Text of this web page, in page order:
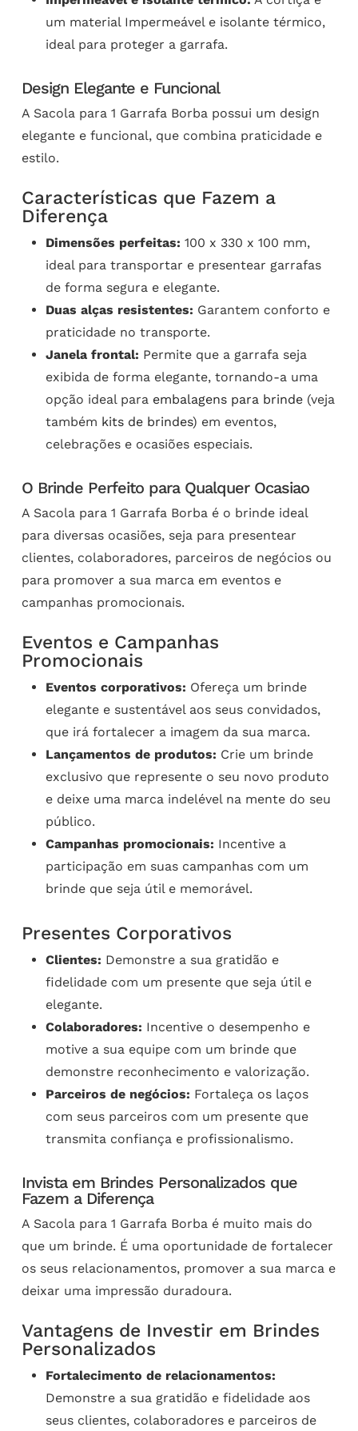
um material Impermeável e isolante térmico,
ideal para proteger a garrafa.
Design Elegante e Funcional
A Sacola para 1 Garrafa Borba possui um design
elegante e funcional, que combina praticidade e
estilo.
Características que Fazem a
Diferença
Dimensões perfeitas: 100 x 330 x 100 mm,
ideal para transportar e presentear garrafas
de forma segura e elegante.
Duas alças resistentes: Garantem conforto e
praticidade no transporte.
Janela frontal: Permite que a garrafa seja
exibida de forma elegante, tornando-a uma
opção ideal para embalagens para brinde(veja
também kits de brindes) em eventos,
celebrações e ocasiões especiais.
O Brinde Perfeito para Qualquer Ocasiao
A Sacola para 1 Garrafa Borba é o brinde ideal
para diversas ocasiões, seja para presentear
clientes, colaboradores, parceiros de negócios ou
para promover a sua marca em eventos e
campanhas promocionais.
Eventos e Campanhas
Promocionais
Eventos corporativos: Ofereça um brinde
elegante e sustentável aos seus convidados,
que irá fortalecer a imagem da sua marca.
Lançamentos de produtos: Crie um brinde
exclusivo que represente o seu novo produto
e deixe uma marca indelével na mente do seu
público.
Campanhas promocionais: Incentive a
participação em suas campanhas com um
brinde que seja útil e memorável.
Presentes Corporativos
Clientes: Demonstre a sua gratidão e
fidelidade com um presente que seja útil e
elegante.
Colaboradores: Incentive o desempenho e
motive a sua equipe com um brinde que
demonstre reconhecimento e valorização.
Parceiros de negócios: Fortaleça os laços
com seus parceiros com um presente que
transmita confiança e profissionalismo.
Invista em Brindes Personalizados que
Fazem a Diferença
A Sacola para 1 Garrafa Borba é muito mais do
que um brinde. É uma oportunidade de fortalecer
os seus relacionamentos, promover a sua marca e
deixar uma impressão duradoura.
Vantagens de Investir em Brindes
Personalizados
Fortalecimento de relacionamentos:
Demonstre a sua gratidão e fidelidade aos
seus clientes, colaboradores e parceiros de